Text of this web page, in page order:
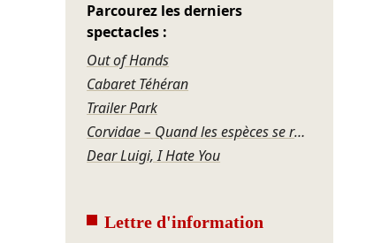
Parcourez les derniers
spectacles :
Out of Hands
Cabaret Téhéran
Trailer Park
Corvidae – Quand les espèces se regardent
Dear Luigi, I Hate You
Lettre d'information